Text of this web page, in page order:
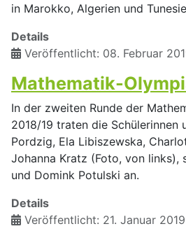
in Marokko, Algerien und
Details
Veröffentlicht: 08. Februar
Mathematik-
In der zweiten Runde der
2018/19 traten die Schülerinnen
Pordzig, Ela Libiszewska,
Johanna Kratz (Foto, von links),
und Domink Potulski an.
Details
Veröffentlicht: 21. Januar 2019